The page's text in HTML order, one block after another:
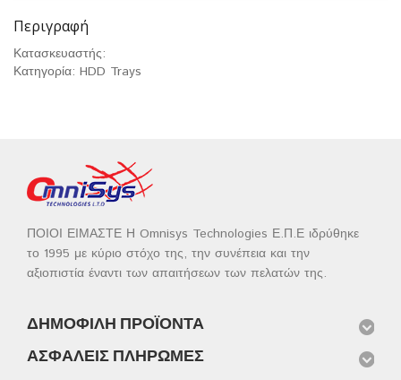
Περιγραφή
Κατασκευαστής:
Κατηγορία: HDD Trays
ΠΟΙΟΙ ΕΙΜΑΣΤΕ Η Omnisys Technologies Ε.Π.Ε ιδρύθηκε
το 1995 με κύριο στόχο της, την συνέπεια και την
αξιοπιστία έναντι των απαιτήσεων των πελατών της.
ΔΗΜΟΦΙΛΉ ΠΡΟΪΌΝΤΑ
ΑΣΦΑΛΕΊΣ ΠΛΗΡΩΜΈΣ